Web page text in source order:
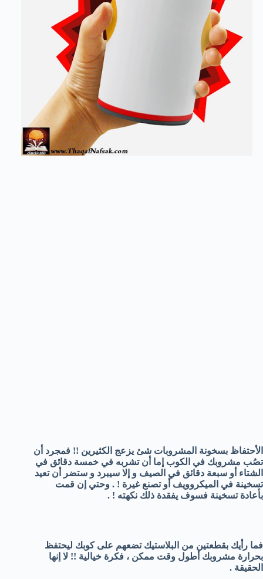
الأحتفاظ بسخونة المشروبات شئ يزعج الكثيرين !! فمجرد أن
تصُب مشروبك في الكوب إما أن تشربه في خمسة دقائق في
الشتاء أو سبعة دقائق في الصيف و إلا سيبرد و ستضر أن تعيد
تسخينة في الميكروويف أو تصنع غيرة ! . وحتي إن قمت
بأعادة تسخينة فسوف يفقدة ذلك نكهته ! .
فما رأيك بقطعتين من البلاستيك تضعهم على كوبك ليحتفظ
بحرارة مشروبك أطول وقت ممكن ، فكرة خيالية !! لا إنها
الحقيقة .